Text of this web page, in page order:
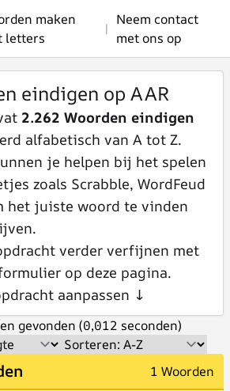
maken
letters
|
Neem contact
met ons op
eindigen op AAR
2.262 Woorden eindigen
alfabetisch van A tot Z.
je helpen bij het spelen
zoals Scrabble, WordFeud
het juiste woord te vinden
verder verfijnen met
op deze pagina.
aanpassen ↓
gevonden (0,012 seconden)
1 Woorden